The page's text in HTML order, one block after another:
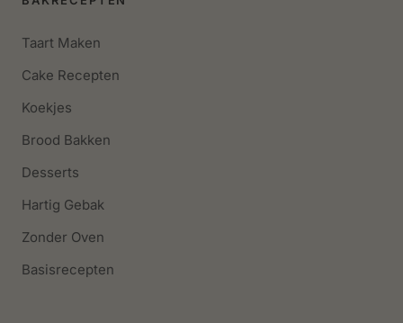
Taart Maken
Cake Recepten
Koekjes
Brood Bakken
Desserts
Hartig Gebak
Zonder Oven
Basisrecepten